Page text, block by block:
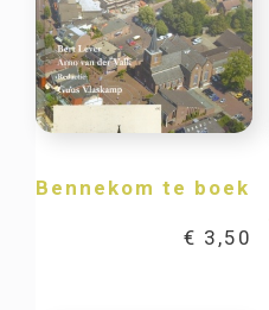
Bennekom te boek
€ 3,50